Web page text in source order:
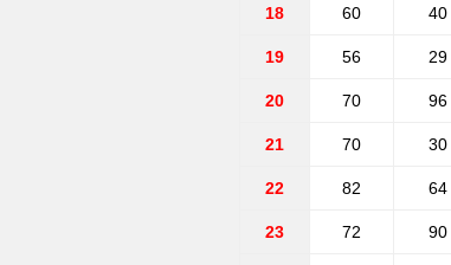
18 60 40
19 56 29
20 70 96
21 70 30
22 82 64
23 72 90